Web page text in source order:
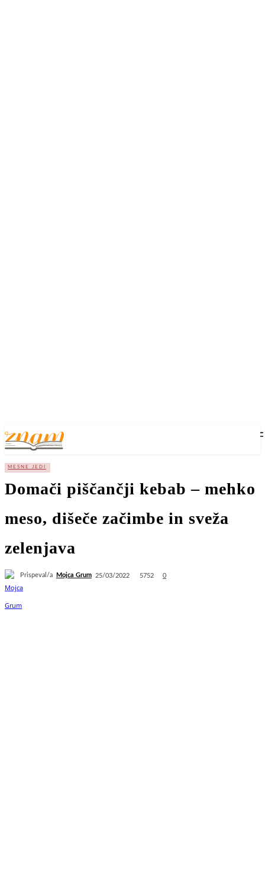
MESNE JEDI
Domači piščančji kebab – mehko
meso, dišeče začimbe in sveža
zelenjava
Prispeval/a Mojca Grum 25/03/2022 5752 0